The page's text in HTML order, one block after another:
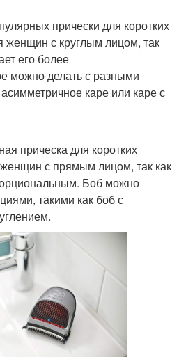
прически для коротких
женщин с круглым лицом, так
его более
можно делать с разными
каре или каре с
прическа для коротких
с прямым лицом, так как
Боб можно
такими как боб с